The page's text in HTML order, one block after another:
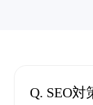
Q. SEO対